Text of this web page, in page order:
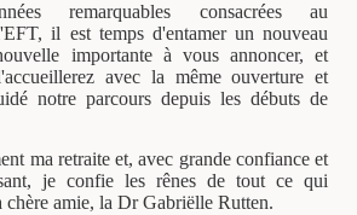
remarquables consacrées au
il est temps d'entamer un nouveau
importante à vous annoncer, et
avec la même ouverture et
notre parcours depuis les débuts de
ma retraite et, avec grande confiance et
je confie les rênes de tout ce qui
chère amie, la Dr Gabriëlle Rutten.